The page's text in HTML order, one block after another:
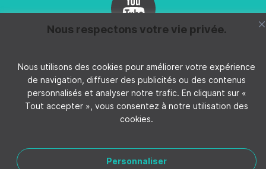
Nous respectons votre vie privée.
Nous utilisons des cookies pour améliorer votre expérience
de navigation, diffuser des publicités ou des contenus
personnalisés et analyser notre trafic. En cliquant sur «
Tout accepter », vous consentez à notre utilisation des
cookies.
Personnaliser
POLITIQUE DE CONFIDENTIALITÉ